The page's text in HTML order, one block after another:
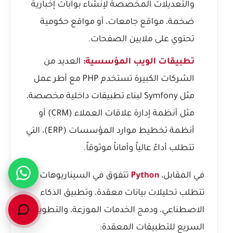
والتعديلات المخصصة لإنشاء بوابات إخبارية
ضخمة، مواقع جامعات، أو مواقع حكومية
تحتوي على ملايين الصفحات.
تطبيقات الويب المؤسسية: العديد من
الشركات الكبيرة تستخدم PHP مع أطر عمل
مثل Symfony لبناء تطبيقات داخلية مخصصة،
مثل أنظمة إدارة علاقات العملاء (CRM) أو
أنظمة تخطيط موارد المؤسسات (ERP)، التي
تتطلب أداءً عالياً وأماناً موثوقاً.
في المقابل، Python تتفوق في السيناريوهات التي
تتطلب تحليلات بيانات معقدة، وتطبيق الذكاء
الاصطناعي، ودمج الخدمات الموزعة، والتطوير
السريع للتطبيقات المعقدة: